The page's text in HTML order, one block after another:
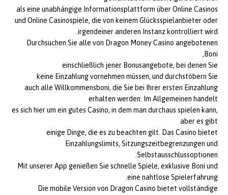
als eine unabhängige Informationsplattform über Online Casinos
und Online Casinospiele, die von keinem Glücksspielanbieter oder
irgendeiner anderen Instanz kontrolliert wird.
Durchsuchen Sie alle von Dragon Money Casino angebotenen
Boni,
einschließlich jener Bonusangebote, bei denen Sie
keine Einzahlung vornehmen müssen, und durchstöbern Sie
auch alle Willkommensboni, die Sie bei Ihrer ersten Einzahlung
erhalten werden. Im Allgemeinen handelt
es sich hier um ein gutes Casino, in dem man durchaus spielen kann,
aber es gibt
einige Dinge, die es zu beachten gilt. Das Casino bietet
Einzahlungslimits, Sitzungszeitbegrenzungen und
Selbstausschlussoptionen.
Mit unserer App genießen Sie schnelle Spiele, exklusive Boni und
eine nahtlose Spielerfahrung.
Die mobile Version von Dragon Casino bietet vollständige